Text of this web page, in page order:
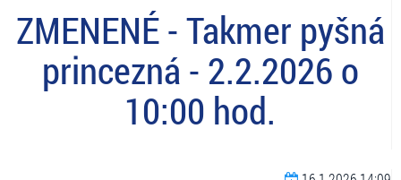
ZMENENÉ - Takmer pyšná
princezná - 2.2.2026 o
10:00 hod.